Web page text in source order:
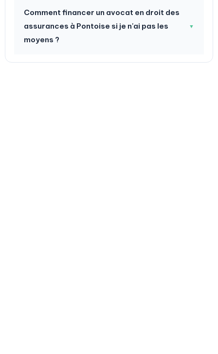
Comment financer un avocat en droit des
assurances à Pontoise si je n'ai pas les
moyens ?
▼